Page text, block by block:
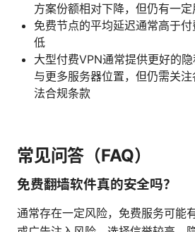
方案份额相对下降，但仍有一
免费节点的平均延迟通常高于
低
大型付费VPN通常提供更好的
与更多服务器位置，但仍需关
法合规条款
常见问答（FAQ）
免费翻墙软件真的安全吗？
通常存在一定风险，免费服务可能